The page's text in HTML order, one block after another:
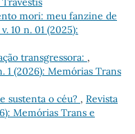
mori: meu fanzine de
10 n. 01 (2025):
transgressora: ,
1 (2026): Memórias Trans
sustenta o céu? , Revista
Memórias Trans e